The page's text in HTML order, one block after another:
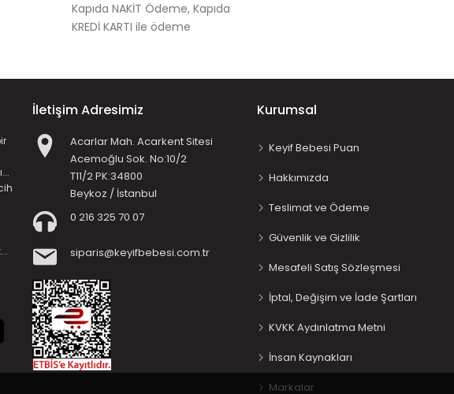
Kapıda NAKİT Ödeme, Kapıda
KREDİ KARTI ile ödeme
İletişim Adresimiz
Acarlar Mah. Acarkent Sitesi
Acemoğlu Sok. No:10/2
T11/2 PK:34800
Beykoz / İstanbul
0 216 325 70 07
siparis@keyifbebesi.com.tr
Kurumsal
Keyif Bebesi Puan
Hakkımızda
Teslimat ve Ödeme
Güvenlik ve Gizlilik
Mesafeli Satış Sözleşmesi
İptal, Değişim ve İade Şartları
KVKK Aydınlatma Metni
İnsan Kaynakları
Markalar